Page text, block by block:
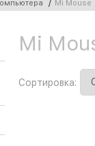
/ Mi Mouse
Mi
Сортировка: